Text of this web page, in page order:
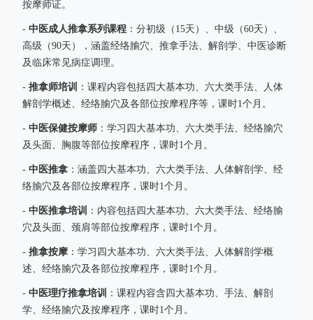
按摩师证。
- 中医成人推拿系列课程 ：分初级（15天）、中级（60天）、
高级（90天），涵盖经络腧穴、推拿手法、解剖学、中医诊断
及临床常见病症调理。
- 推拿师培训
：课程内容包括四大基本功、六大类手法、人体
解剖学概述、经络腧穴及各部位按摩程序等，课时1个月。
- 中医保健按摩师 ：学习四大基本功、六大类手法、经络腧穴
及头面、胸腹等部位按摩程序，课时1个月。
- 中医推拿 ：涵盖四大基本功、六大类手法、人体解剖学、经
络腧穴及各部位按摩程序，课时1个月。
- 中医推拿培训
：内容包括四大基本功、六大类手法、经络腧
穴及头面、颈肩等部位按摩程序，课时1个月。
- 推拿按摩 ：学习四大基本功、六大类手法、人体解剖学概
述、经络腧穴及各部位按摩程序，课时1个月。
- 中医理疗推拿培训
：课程内容含四大基本功、手法、解剖
学、经络腧穴及按摩程序，课时1个月。